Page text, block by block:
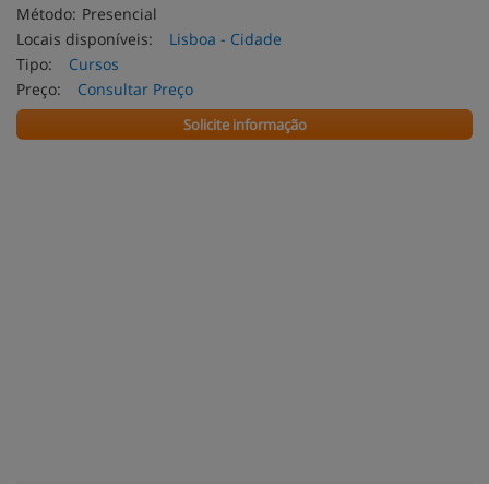
Método: Presencial
Locais disponíveis:
Lisboa - Cidade
Tipo:
Cursos
Preço:
Consultar Preço
Solicite informação